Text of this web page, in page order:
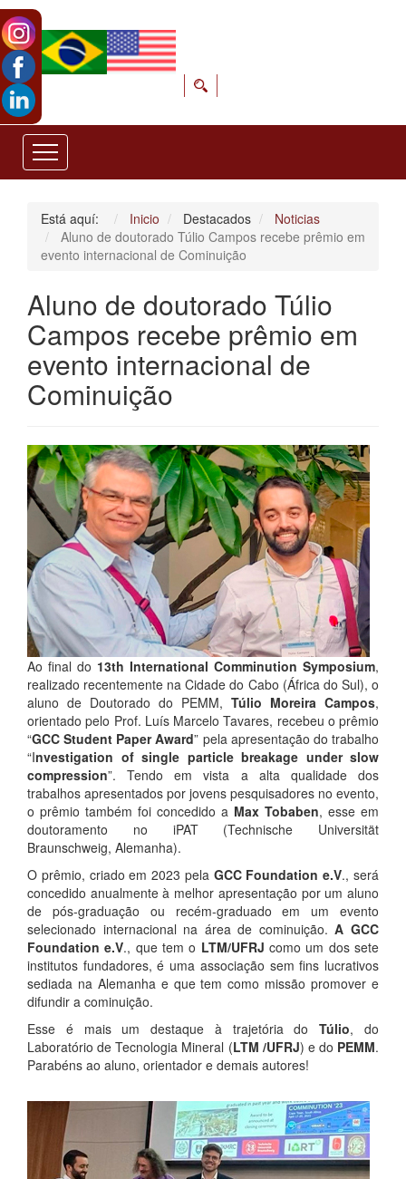
Está aquí: Inicio Destacados
Noticias
Aluno de doutorado Túlio Campos recebe prêmio em
evento internacional de Cominuição
Aluno de doutorado Túlio
Campos recebe prêmio em
evento internacional de
Cominuição
Ao final do 13th International Comminution Symposium,
realizado recentemente na Cidade do Cabo (África do Sul), o
aluno de Doutorado do PEMM, Túlio Moreira Campos,
orientado pelo Prof. Luís Marcelo Tavares, recebeu o prêmio
“GCC Student Paper Award” pela apresentação do trabalho
“Investigation of single particle breakage under slow
compression”. Tendo em vista a alta qualidade dos
trabalhos apresentados por jovens pesquisadores no evento,
o prêmio também foi concedido a Max Tobaben, esse em
doutoramento no iPAT (Technische Universität
Braunschweig, Alemanha).
O prêmio, criado em 2023 pela GCC Foundation e.V., será
concedido anualmente à melhor apresentação por um aluno
de pós-graduação ou recém-graduado em um evento
selecionado internacional na área de cominuição.A GCC
Foundation e.V., que tem o LTM/UFRJ como um dos sete
institutos fundadores, é uma associação sem fins lucrativos
sediada na Alemanha e que tem como missão promover e
difundir a cominuição.
Esse é mais um destaque à trajetória doTúlio, do
Laboratório de Tecnologia Mineral (LTM /UFRJ) e do PEMM.
Parabéns ao aluno, orientador e demais autores!